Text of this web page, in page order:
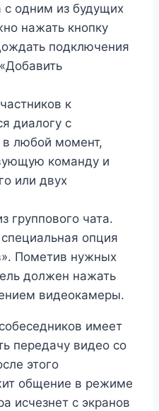
с одним из будущих
нажать кнопку
подключения
к
диалогу с
любой момент,
команду и
или двух
группового чата.
опция
Пометив нужных
должен нажать
видеокамеры.
имеет
передачу видео со
этого
общение в режиме
исчезнет с экранов